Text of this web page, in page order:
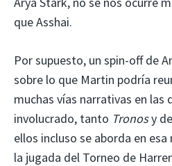
que Asshai.
Por supuesto, un spin-off de
sobre lo que Martin podría
muchas vías narrativas en las
involucrado, tanto Tronosy
ellos incluso se aborda en
la jugada del Torneo de